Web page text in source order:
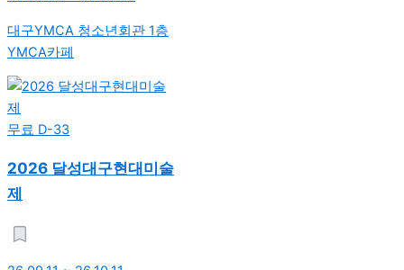
대구YMCA 청소년회관 1층
YMCA카페
무료 D-33
2026 달성대구현대미술
제